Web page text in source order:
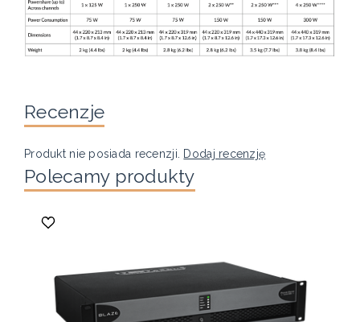
Recenzje
Produkt nie posiada recenzji. Dodaj recenzję
Polecamy produkty